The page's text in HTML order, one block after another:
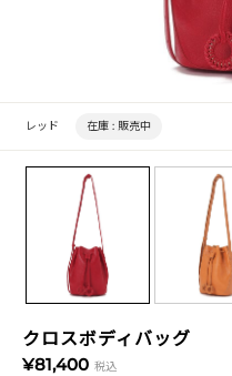
クロスボディバッグ
¥81,400 税込
レッド 在庫 : 販売中